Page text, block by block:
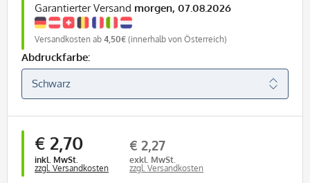
Garantierter Versand morgen, 07.08.2026
Versandkosten ab 4,50€ (innerhalb von Österreich)
Abdruckfarbe:
€ 2,70
inkl. MwSt.
zzgl. Versandkosten
€ 2,27
exkl. MwSt.
zzgl. Versandkosten